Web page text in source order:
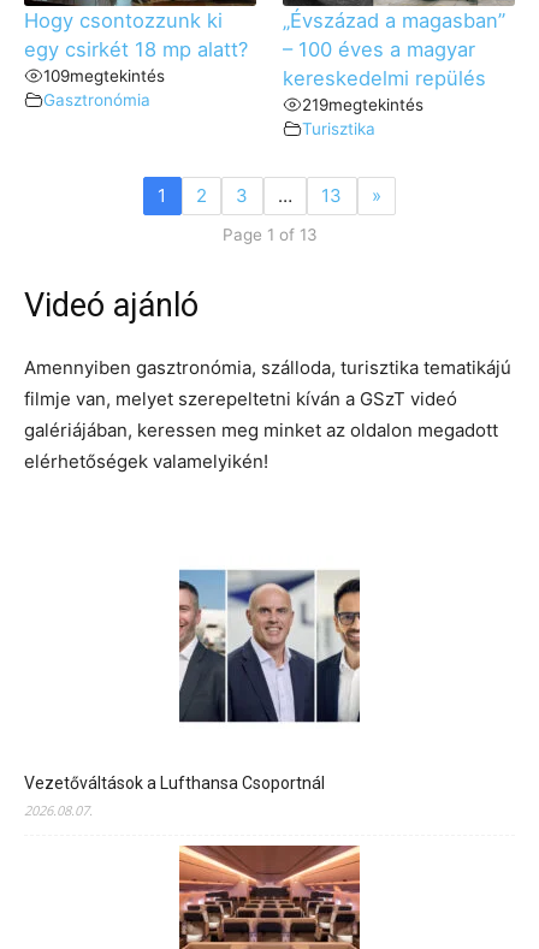
Hogy csontozzunk ki
egy csirkét 18 mp alatt?
109megtekintés
Gasztronómia
„Évszázad a magasban”
– 100 éves a magyar
kereskedelmi repülés
219megtekintés
Turisztika
1 2 3 … 13 »
Page 1 of 13
Videó ajánló
Amennyiben gasztronómia, szálloda, turisztika tematikájú
filmje van, melyet szerepeltetni kíván a GSzT videó
galériájában, keressen meg minket az oldalon megadott
elérhetőségek valamelyikén!
Vezetőváltások a Lufthansa Csoportnál
2026.08.07.